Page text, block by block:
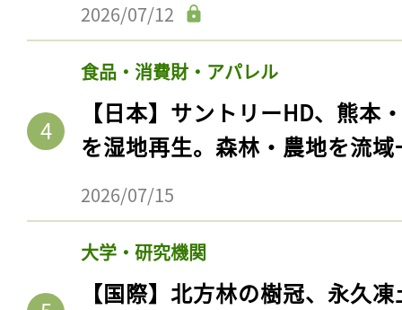
2026/07/12
食品・消費財・アパレル
【日本】サントリーHD、熊本
を湿地再生。森林・農地を流
2026/07/15
大学・研究機関
【国際】北方林の樹冠、永久